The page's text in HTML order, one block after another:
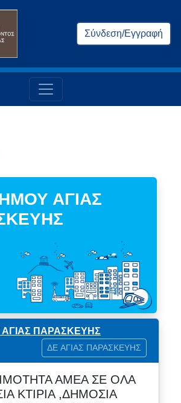
Σύνδεση/Εγγραφή
ΑΓΙΑΣ
ΠΑΡΑΣΚΕΥΗΣ
ΔΕ ΑΓΙΑΣ ΠΑΡΑΣΚΕΥΗΣ
ΑΜΕΑ ΣΕ ΟΛΑ
ΚΤΙΡΙΑ ,ΔΗΜΟΣΙΑ